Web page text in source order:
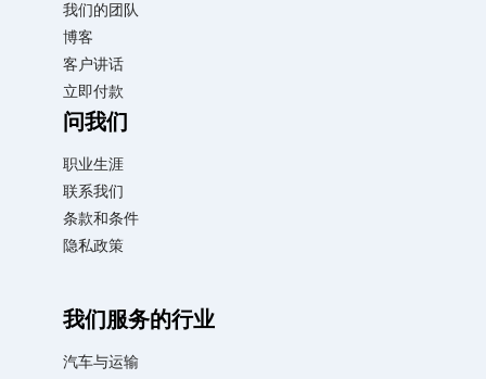
我们的团队
博客
客户讲话
立即付款
问我们
职业生涯
联系我们
条款和条件
隐私政策
我们服务的行业
汽车与运输